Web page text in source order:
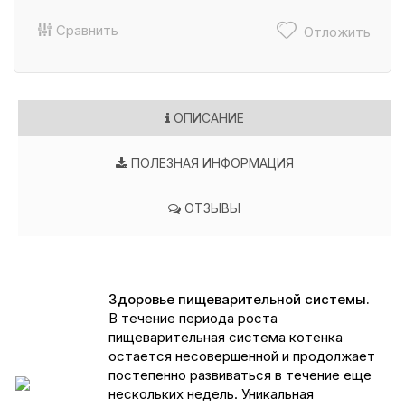
Сравнить Отложить
ОПИСАНИЕ
ПОЛЕЗНАЯ ИНФОРМАЦИЯ
ОТЗЫВЫ
Здоровье пищеварительной системы.
В течение периода роста
пищеварительная система котенка
остается несовершенной и продолжает
постепенно развиваться в течение еще
нескольких недель. Уникальная